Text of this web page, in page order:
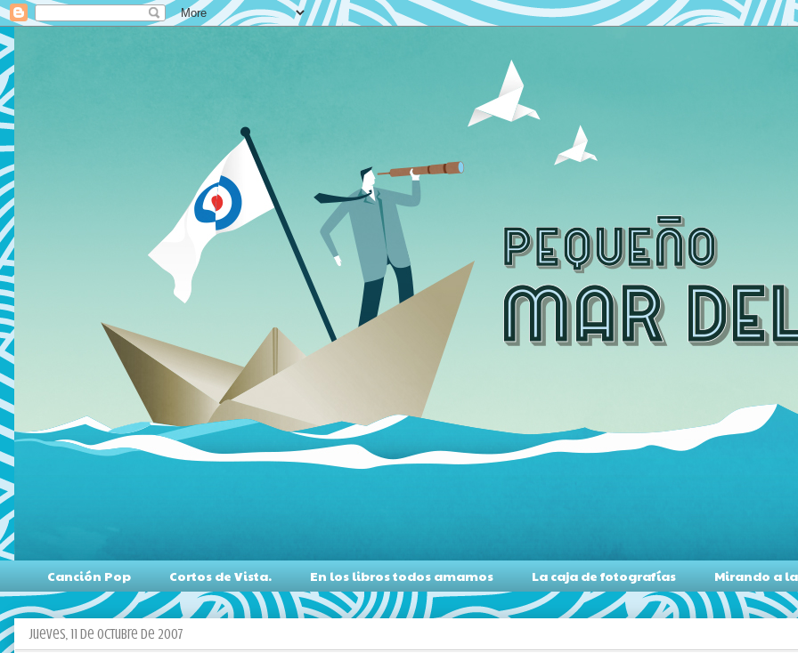
Canción Pop Cortos de Vista. En los libros todos amamos La caja de fotografías Mirando a
jueves, 11 de octubre de 2007